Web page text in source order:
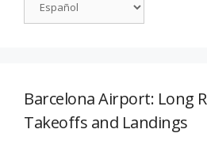
Barcelona Airport: Long
Takeoffs and Landings